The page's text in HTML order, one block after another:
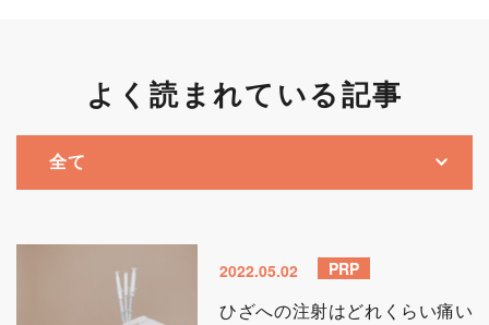
よく読まれている記事
2022.05.02 PRP
ひざへの注射はどれくらい痛い